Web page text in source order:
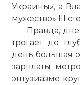
Украины», а
мужество» III
Правда,
трогает до
день большая
зарплаты
энтузиазме